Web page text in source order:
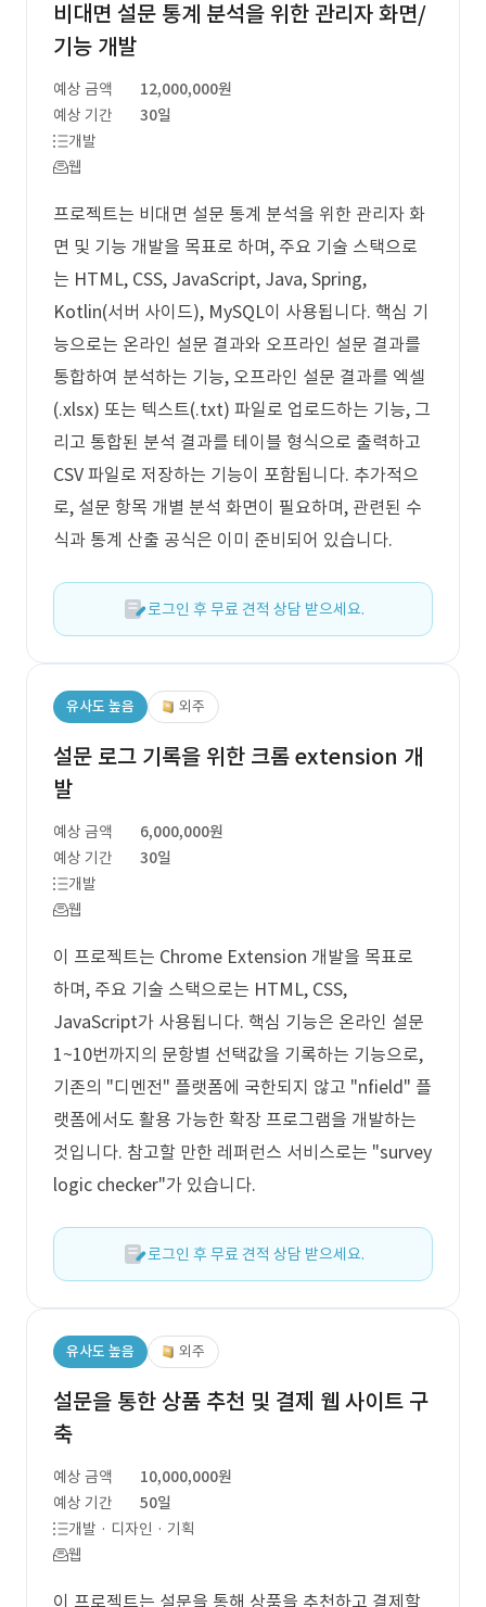
비대면 설문 통계 분석을 위한 관리자 화면/
기능 개발
예상 금액
12,000,000원
예상 기간
30일
개발
웹
프로젝트는 비대면 설문 통계 분석을 위한 관리자 화
면 및 기능 개발을 목표로 하며, 주요 기술 스택으로
는 HTML, CSS, JavaScript, Java, Spring,
Kotlin(서버 사이드), MySQL이 사용됩니다. 핵심 기
능으로는 온라인 설문 결과와 오프라인 설문 결과를
통합하여 분석하는 기능, 오프라인 설문 결과를 엑셀
(.xlsx) 또는 텍스트(.txt) 파일로 업로드하는 기능, 그
리고 통합된 분석 결과를 테이블 형식으로 출력하고
CSV 파일로 저장하는 기능이 포함됩니다. 추가적으
로, 설문 항목 개별 분석 화면이 필요하며, 관련된 수
식과 통계 산출 공식은 이미 준비되어 있습니다.
로그인 후 무료 견적 상담 받으세요.
유사도 높음 외주
설문 로그 기록을 위한 크롬 extension 개
발
예상 금액
6,000,000원
예상 기간
30일
개발
웹
이 프로젝트는 Chrome Extension 개발을 목표로
하며, 주요 기술 스택으로는 HTML, CSS,
JavaScript가 사용됩니다. 핵심 기능은 온라인 설문
1~10번까지의 문항별 선택값을 기록하는 기능으로,
기존의 "디멘전" 플랫폼에 국한되지 않고 "nfield" 플
랫폼에서도 활용 가능한 확장 프로그램을 개발하는
것입니다. 참고할 만한 레퍼런스 서비스로는 "survey
logic checker"가 있습니다.
로그인 후 무료 견적 상담 받으세요.
유사도 높음 외주
설문을 통한 상품 추천 및 결제 웹 사이트 구
축
예상 금액
10,000,000원
예상 기간
50일
개발 · 디자인 · 기획
웹
이 프로젝트는 설문을 통해 상품을 추천하고 결제할